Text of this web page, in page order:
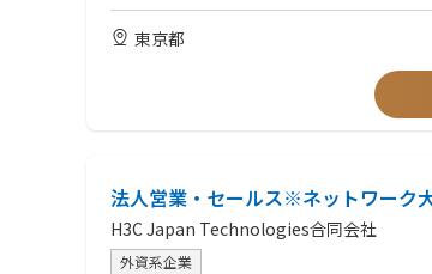
■顧客および地域パートナーへの出張対応が可能
東京都
法人営業・セールス※ネットワーク
H3C Japan Technologies合同会社
外資系企業